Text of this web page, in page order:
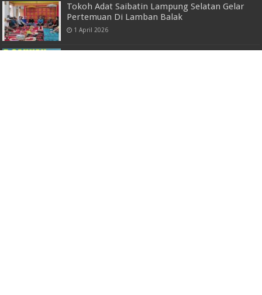
Tokoh Adat Saibatin Lampung Selatan Gelar
Pertemuan Di Lamban Balak
1 April 2026
Pasca Pengesahan UU OMNIBUSLAW